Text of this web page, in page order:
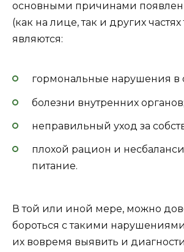
основными причинами
(как на лице, так и других частях
являются:
гормональные нарушения в
болезни внутренних органов;
неправильный уход за
плохой рацион и
питание.
В той или иной мере, можно
бороться с такими
их вовремя выявить и